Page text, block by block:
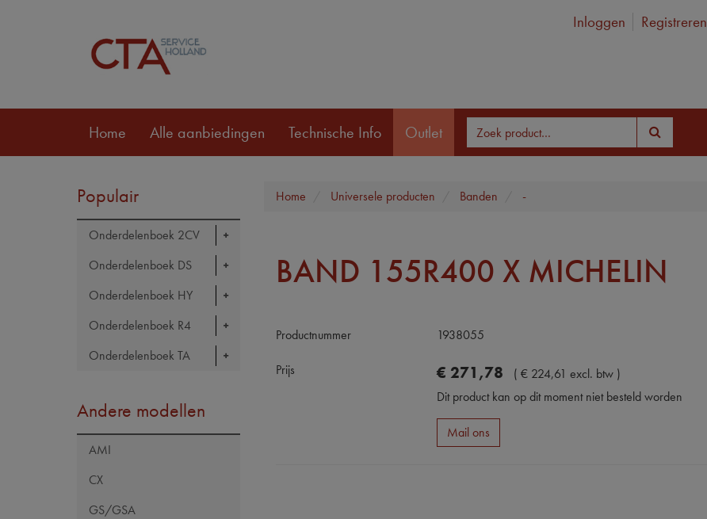
Inloggen Registreren
Home Alle aanbiedingen Technische Info Outlet
Populair
Onderdelenboek 2CV
Onderdelenboek DS
Onderdelenboek HY
Onderdelenboek R4
Onderdelenboek TA
Andere modellen
AMI
CX
GS/GSA
Home Universele producten Banden -
BAND 155R400 X MICHELIN
Productnummer 1938055
Prijs € 271,78 (€ 224,61 excl. btw )
Dit product kan op dit moment niet besteld worden
Mail ons